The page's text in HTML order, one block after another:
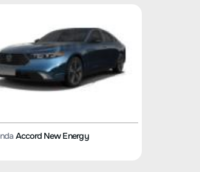
Accord New Energy